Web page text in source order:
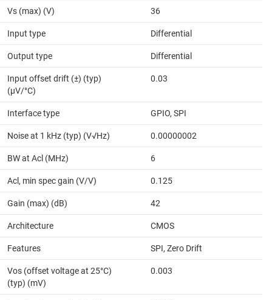
Vs (max) (V) 36
Input type Differential
Output type Differential
Input offset drift (±) (typ)
(µV/°C)
0.03
Interface type GPIO, SPI
Noise at 1 kHz (typ) (V√Hz) 0.00000002
BW at Acl (MHz) 6
Acl, min spec gain (V/V) 0.125
Gain (max) (dB) 42
Architecture CMOS
Features SPI, Zero Drift
Vos (offset voltage at 25°C)
(typ) (mV)
0.003